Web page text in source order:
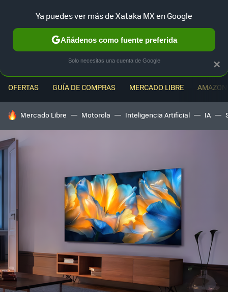
OFERTAS GUÍA DE COMPRAS MERCADO LIBRE
HOY SE HABLA DE
Mercado Libre Motorola Inteligencia Artificial IA
×
Ya puedes ver más de Xataka MX en Google
Añádenos como fuente preferida
Solo necesitas una cuenta de Google